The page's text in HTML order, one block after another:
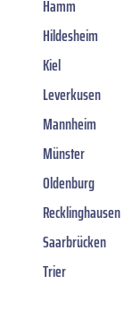
Hamm
Hildesheim
Kiel
Leverkusen
Mannheim
Münster
Oldenburg
Recklinghausen
Saarbrücken
Trier